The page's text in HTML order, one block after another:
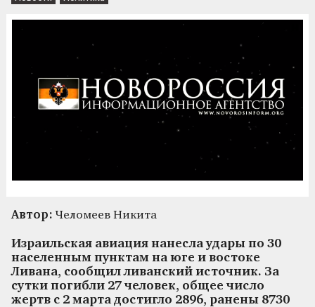
Автор: Челомеев Никита
Израильская авиация нанесла удары по 30
населенным пунктам на юге и востоке
Ливана, сообщил ливанский источник. За
сутки погибли 27 человек, общее число
жертв с 2 марта достигло 2896, ранены 8730